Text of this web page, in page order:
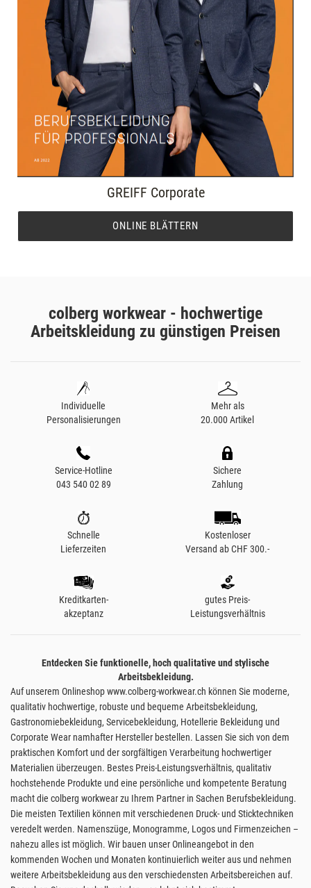
GREIFF Corporate
ONLINE BLÄTTERN
colberg workwear - hochwertige
Arbeitskleidung zu günstigen Preisen
Individuelle
Personalisierungen
Mehr als
20.000 Artikel
Service-Hotline
043 540 02 89
Sichere
Zahlung
Schnelle
Lieferzeiten
Kostenloser
Versand ab CHF 300.-
Kreditkarten-
akzeptanz
gutes Preis-
Leistungsverhältnis
Entdecken Sie funktionelle, hoch qualitative und stylische
Arbeitsbekleidung.
Auf unserem Onlineshop www.colberg-workwear.ch können Sie moderne,
qualitativ hochwertige, robuste und bequeme Arbeitsbekleidung,
Gastronomiebekleidung, Servicebekleidung, Hotellerie Bekleidung und
Corporate Wear namhafter Hersteller bestellen. Lassen Sie sich von dem
praktischen Komfort und der sorgfältigen Verarbeitung hochwertiger
Materialien überzeugen. Bestes Preis-Leistungsverhältnis, qualitativ
hochstehende Produkte und eine persönliche und kompetente Beratung
macht die colberg workwear zu Ihrem Partner in Sachen Berufsbekleidung.
Die meisten Textilien können mit verschiedenen Druck- und Sticktechniken
veredelt werden. Namenszüge, Monogramme, Logos und Firmenzeichen –
nahezu alles ist möglich. Wir bauen unser Onlineangebot in den
kommenden Wochen und Monaten kontinuierlich weiter aus und nehmen
weitere Arbeitsbekleidung aus den verschiedensten Arbeitsbereichen auf.